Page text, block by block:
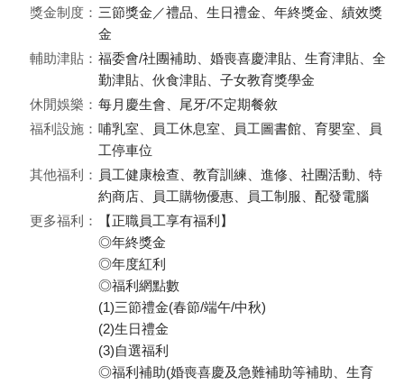
獎金制度： 三節獎金／禮品、生日禮金、年終獎金、績效獎
金
輔助津貼： 福委會/社團補助、婚喪喜慶津貼、生育津貼、全
勤津貼、伙食津貼、子女教育獎學金
休閒娛樂： 每月慶生會、尾牙/不定期餐敘
福利設施： 哺乳室、員工休息室、員工圖書館、育嬰室、員
工停車位
其他福利： 員工健康檢查、教育訓練、進修、社團活動、特
約商店、員工購物優惠、員工制服、配發電腦
更多福利：
【正職員工享有福利】
◎年終獎金
◎年度紅利
◎福利網點數
(1)三節禮金(春節/端午/中秋)
(2)生日禮金
(3)自選福利
◎福利補助(婚喪喜慶及急難補助等補助、生育